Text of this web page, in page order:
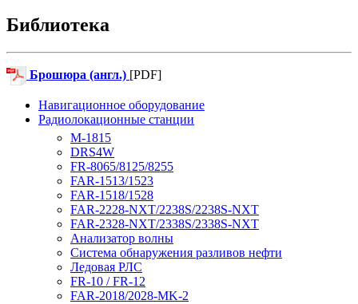
Библиотека
Брошюра (англ.) [PDF]
Навигационное оборудование
Радиолокационные станции
M-1815
DRS4W
FR-8065/8125/8255
FAR-1513/1523
FAR-1518/1528
FAR-2228-NXT/2238S/2238S-NXT
FAR-2328-NXT/2338S/2338S-NXT
Анализатор волны
Система обнаружения разливов нефти
Ледовая РЛС
FR-10 / FR-12
FAR-2018/2028-MK-2